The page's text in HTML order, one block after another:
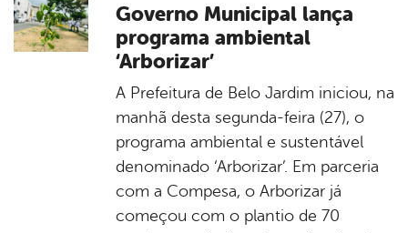
Governo Municipal lança
programa ambiental
‘Arborizar’
A Prefeitura de Belo Jardim iniciou, na
manhã desta segunda-feira (27), o
programa ambiental e sustentável
denominado ‘Arborizar’. Em parceria
com a Compesa, o Arborizar já
começou com o plantio de 70